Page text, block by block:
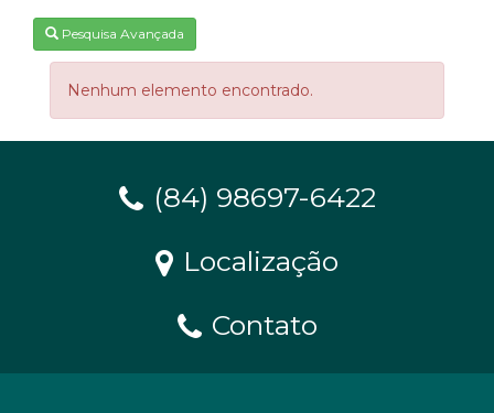
Pesquisa Avançada
Nenhum elemento encontrado.
(84) 98697-6422
Localização
Contato